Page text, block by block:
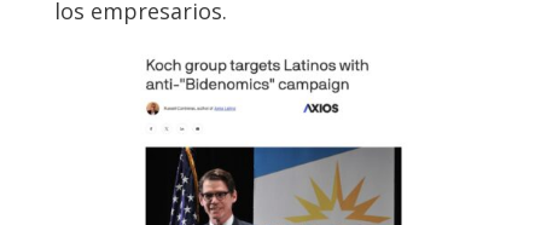
los empresarios.